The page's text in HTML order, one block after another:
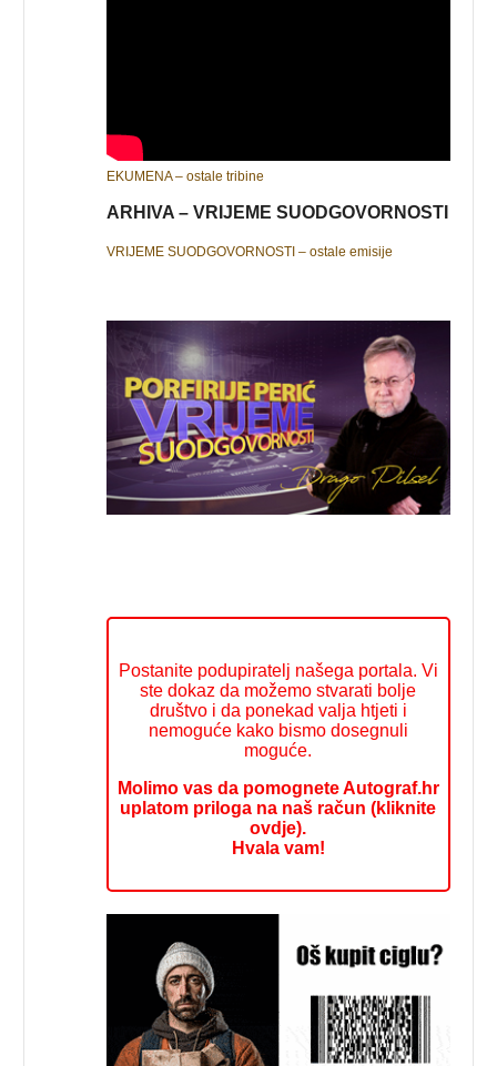
EKUMENA – ostale tribine
ARHIVA – VRIJEME SUODGOVORNOSTI
VRIJEME SUODGOVORNOSTI – ostale emisije
Postanite podupiratelj našega portala. Vi
ste dokaz da možemo stvarati bolje
društvo i da ponekad valja htjeti i
nemoguće kako bismo dosegnuli
moguće.
Molimo vas da pomognete Autograf.hr
uplatom priloga na naš račun (kliknite
ovdje).
Hvala vam!